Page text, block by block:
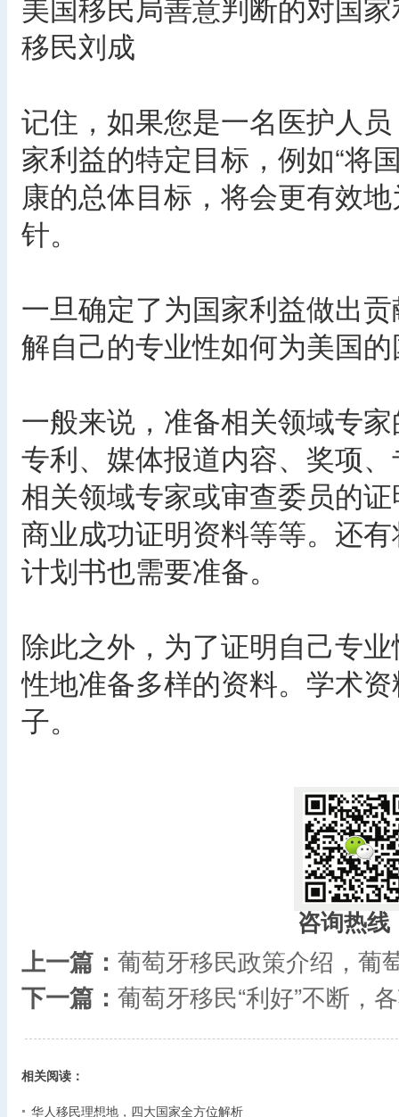
移民刘成
记住，如果您是一名医护人
家利益的特定目标，例如“将
康的总体目标，将会更有效
针。
一旦确定了为国家利益做出
解自己的专业性如何为美国
一般来说，准备相关领域专
专利、媒体报道内容、奖项
相关领域专家或审查委员的
商业成功证明资料等等。还
计划书也需要准备。
除此之外，为了证明自己专
性地准备多样的资料。学术
子。
咨询热线
上一篇： 葡萄牙移民政策介绍，葡
下一篇： 葡萄牙移民“利好”不断，
相关阅读：
华人移民理想地，四大国家全方位解析